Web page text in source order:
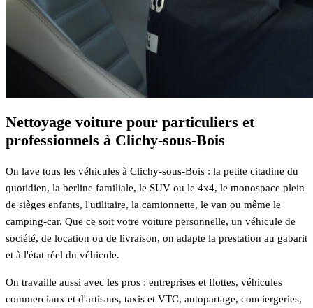
Nettoyage voiture pour particuliers et
professionnels à Clichy-sous-Bois
On lave tous les véhicules à Clichy-sous-Bois : la petite citadine du
quotidien, la berline familiale, le SUV ou le 4x4, le monospace plein
de sièges enfants, l'utilitaire, la camionnette, le van ou même le
camping-car. Que ce soit votre voiture personnelle, un véhicule de
société, de location ou de livraison, on adapte la prestation au gabarit
et à l'état réel du véhicule.
On travaille aussi avec les pros : entreprises et flottes, véhicules
commerciaux et d'artisans, taxis et VTC, autopartage, conciergeries,